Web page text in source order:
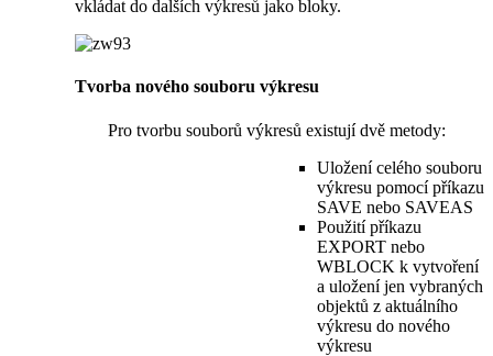
vkládat do dalších výkresů jako bloky.
Tvorba nového souboru výkresu
Pro tvorbu souborů výkresů existují dvě metody:
Uložení celého souboru
výkresu pomocí příkazu
SAVE nebo SAVEAS
Použití příkazu
EXPORT nebo
WBLOCK k vytvoření
a uložení jen vybraných
objektů z aktuálního
výkresu do nového
výkresu